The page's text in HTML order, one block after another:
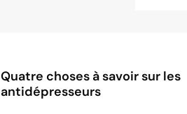
Quatre choses à savoir sur les
antidépresseurs